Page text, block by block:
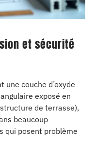
et sécurité
une couche d’oxyde
exposé en
de terrasse),
beaucoup
qui posent problème